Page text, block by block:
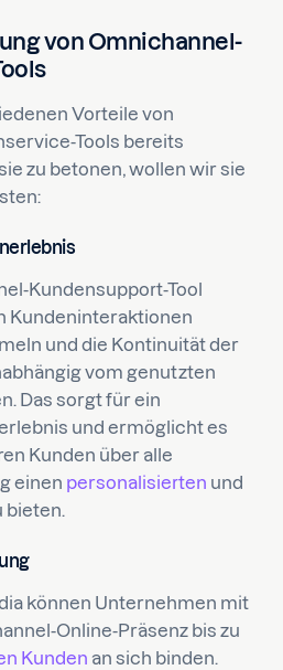
von Omnichannel-
Vorteile von
Tools bereits
zu betonen, wollen wir sie
Kundensupport-Tool
Kundeninteraktionen
und die Kontinuität der
vom genutzten
Das sorgt für ein
und ermöglicht es
Kunden über alle
einen personalisierten und
bieten.
können Unternehmen mit
Online-Präsenz bis zu
Kunden an sich binden.